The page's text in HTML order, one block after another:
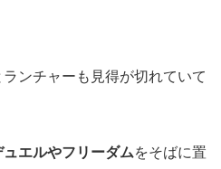
ンチャーも見得が切れていて
ュエルやフリーダムをそばに置